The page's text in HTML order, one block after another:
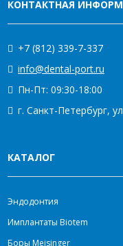
КОНТАКТНАЯ
+7 (812) 339-7-337
info@dental-port.ru
Пн-Пт: 09:30-18:00
г. Санкт-Петербург,
КАТАЛОГ
Эндодонтия
Имплантаты Biotem
Боры Meisinger